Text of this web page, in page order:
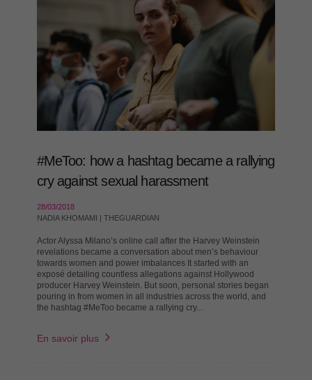
#MeToo: how a hashtag became a rallying
cry against sexual harassment
28/03/2018
NADIA KHOMAMI | THEGUARDIAN
Actor Alyssa Milano’s online call after the Harvey Weinstein
revelations became a conversation about men’s behaviour
towards women and power imbalances It started with an
exposé detailing countless allegations against Hollywood
producer Harvey Weinstein. But soon, personal stories began
pouring in from women in all industries across the world, and
the hashtag #MeToo became a rallying cry...
En savoir plus